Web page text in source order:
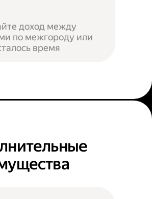
доход между
по межгороду или
время